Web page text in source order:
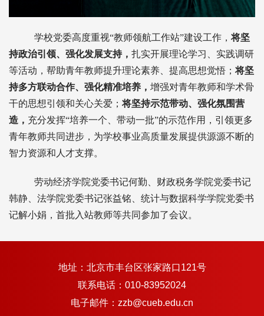
学校党委高度重视“教师领航工作站”建设工作，将坚
持政治引领、强化发展支持， 扎实开展理论学习、实践调研
等活动，帮助青年教师提升理论素养、提高思想觉悟；将坚
持多方联动合作、强化精准培养， 增强对青年教师和学术骨
干的思想引领和关心关爱；将坚持示范带动、强化氛围营
造， 充分发挥“培养一个、带动一批”的示范作用，引领更多
青年教师共同进步，为学校事业高质量发展提供源源不断的
智力资源和人才支撑。
劳动经济学院党委书记何勤、财政税务学院党委书记
韩静、法学院党委书记张益铭、统计与数据科学学院党委书
记解小娟，首批入站教师等共同参加了会议。
地址：北京市丰台区张家路口121号
联系电话：010-83952024
电子邮件：zzb@cueb.edu.cn